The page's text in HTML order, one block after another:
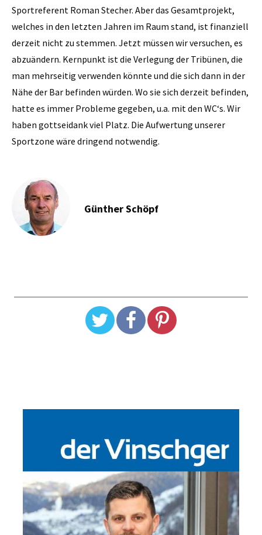
Sportreferent Roman Stecher. Aber das Gesamtprojekt,
welches in den letzten Jahren im Raum stand, ist finanziell
derzeit nicht zu stemmen. Jetzt müssen wir versuchen, es
abzuändern. Kernpunkt ist die Verlegung der Tribünen, die
man mehrseitig verwenden könnte und die sich dann in der
Nähe der Bar befinden würden. Wo sie sich derzeit befinden,
hatte es immer Probleme gegeben, u.a. mit den WC‘s. Wir
haben gottseidank viel Platz. Die Aufwertung unserer
Sportzone wäre dringend notwendig.
Günther Schöpf